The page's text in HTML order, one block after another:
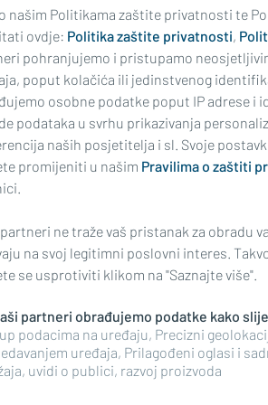
NESREĆA KOD MAGIĆ MALE
pregazio 69-
U SVOM
VRIJEDNOST BILA JE
ponudu za izgradnju
14 POLJA
našim Politikama zaštite privatnosti te
ovdje: Politika zaštite privatnosti,
pohranjujemo i pristupamo
poput kolačića ili jedinstvenog
osobne podatke poput IP adrese i
podataka u svrhu prikazivanja
naših posjetitelja i sl. Svoje
promijeniti u našim Pravilima o zaštiti
ne traže vaš pristanak za obradu
na svoj legitimni poslovni interes.
se usprotiviti klikom na "Saznajte više".
partneri obrađujemo podatke kako
podacima na uređaju, Precizni
uređaja, Prilagođeni oglasi i
uvidi o publici, razvoj proizvoda